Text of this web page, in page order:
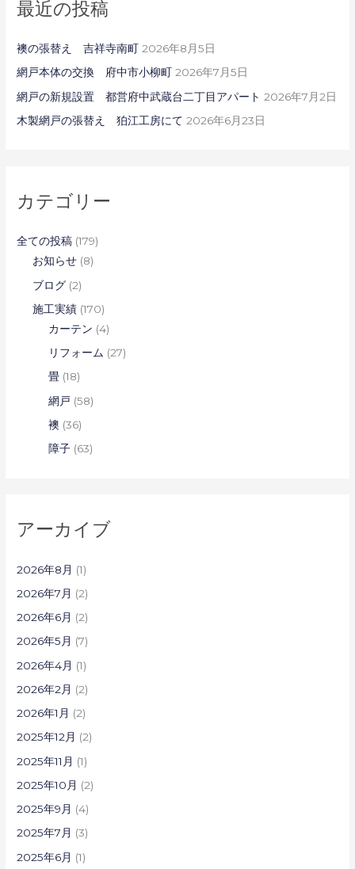
最近の投稿
襖の張替え 吉祥寺南町 2026年8月5日
網戸本体の交換 府中市小柳町 2026年7月5日
網戸の新規設置 都営府中武蔵台二丁目アパート 2026年7月2日
木製網戸の張替え 狛江工房にて 2026年6月23日
カテゴリー
全ての投稿 (179)
お知らせ (8)
ブログ (2)
施工実績 (170)
カーテン (4)
リフォーム (27)
畳 (18)
網戸 (58)
襖 (36)
障子 (63)
アーカイブ
2026年8月 (1)
2026年7月 (2)
2026年6月 (2)
2026年5月 (7)
2026年4月 (1)
2026年2月 (2)
2026年1月 (2)
2025年12月 (2)
2025年11月 (1)
2025年10月 (2)
2025年9月 (4)
2025年7月 (3)
2025年6月 (1)